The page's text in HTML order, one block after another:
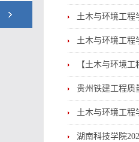
土木与环境工程
土木与环境工程
【土木与环境
贵州铁建工程质
土木与环境工程
湖南科技学院